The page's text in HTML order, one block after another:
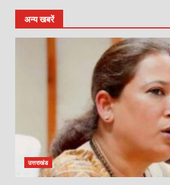
अन्य खबरें
उत्तराखंड